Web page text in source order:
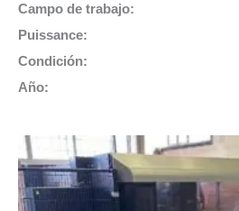
Campo de trabajo:
Puissance:
Condición:
Año: